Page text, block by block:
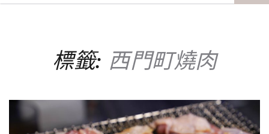
標籤: 西門町燒肉